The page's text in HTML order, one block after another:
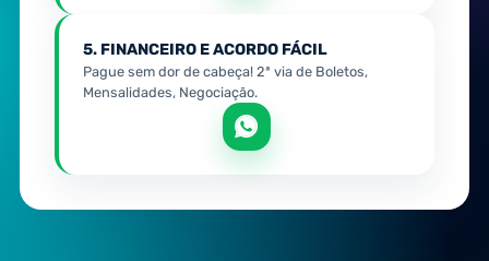
5. FINANCEIRO E ACORDO FÁCIL
Pague sem dor de cabeça! 2ª via de Boletos,
Mensalidades, Negociação.